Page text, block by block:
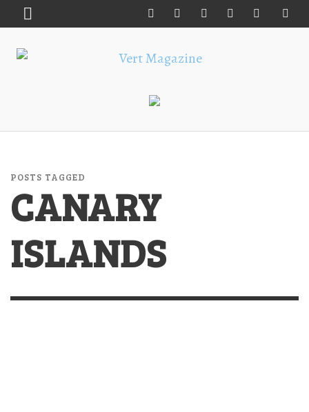
POSTS TAGGED
CANARY
ISLANDS